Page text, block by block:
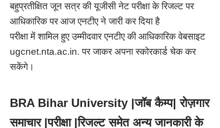
बहुप्रतीक्षित जून सत्र की यूजीसी नेट परीक्षा के रिजल्ट पर
आधिकारिक पर आज एनटीए ने जारी कर दिया है
परीक्षा में शामिल हुए उम्मीदवार एनटीए की आधिकारिक वेबसाइट
ugcnet.nta.ac.in. पर जाकर अपना स्कोरकार्ड चेक कर
सकेंगे।
BRA Bihar University |जॉब कैम्प| रोज़गार
समाचार |परीक्षा |रिजल्ट समेत अन्य जानकारी के